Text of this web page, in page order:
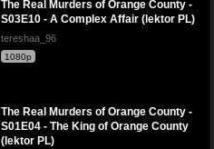
The Real Murders of Orange County -
S03E10 - A Complex Affair (lektor PL)
tereshaa_96
1080p
The Real Murders of Orange County -
S01E04 - The King of Orange County
(lektor PL)